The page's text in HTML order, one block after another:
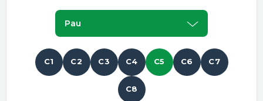
Pau
C1 C2 C3 C4 C5 C6 C7
C8